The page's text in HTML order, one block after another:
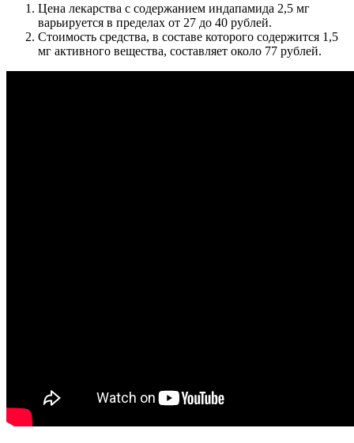
Цена лекарства с содержанием индапамида 2,5 мг
варьируется в пределах от 27 до 40 рублей.
Стоимость средства, в составе которого содержится 1,5
мг активного вещества, составляет около 77 рублей.